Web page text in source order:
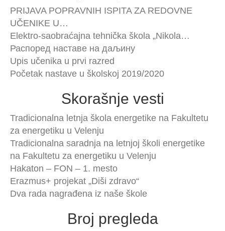
PRIJAVA POPRAVNIH ISPITA ZA REDOVNE
UČENIKE U…
Elektro-saobraćajna tehnička škola „Nikola…
Распоред наставе на даљину
Upis učenika u prvi razred
Početak nastave u školskoj 2019/2020
Skorašnje vesti
Tradicionalna letnja škola energetike na Fakultetu
za energetiku u Velenju
Tradicionalna saradnja na letnjoj školi energetike
na Fakultetu za energetiku u Velenju
Hakaton – FON – 1. mesto
Erazmus+ projekat „Diši zdravo“
Dva rada nagrađena iz naše škole
Broj pregleda